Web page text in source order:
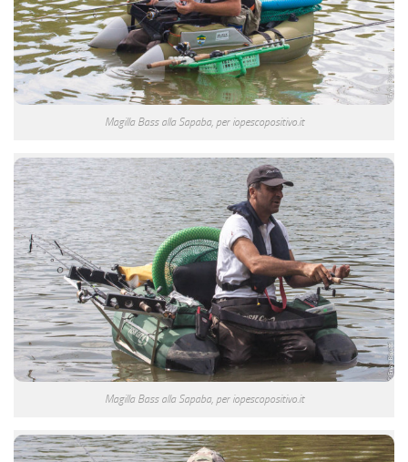
Magilla Bass alla Sapaba, per iopescopositivo.it
Magilla Bass alla Sapaba, per iopescopositivo.it